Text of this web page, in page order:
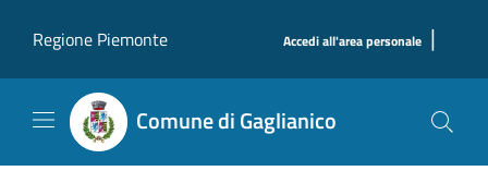
Regione Piemonte
Accedi all'area personale |
Comune di Gaglianico